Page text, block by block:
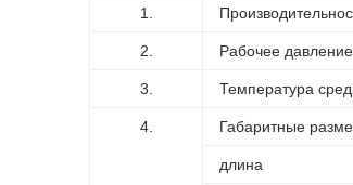
1.
2. Рабочее
3. Температура
4. Габаритные
длина